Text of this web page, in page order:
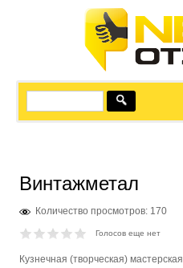
Винтажметал
Количество просмотров: 170
Голосов еще нет
Кузнечная (творческая) мастерская